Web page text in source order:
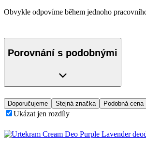
Obvykle odpovíme během jednoho
Porovnání s podobnými
Doporučujeme Stejná značka Podobná cena
Ukázat jen rozdíly